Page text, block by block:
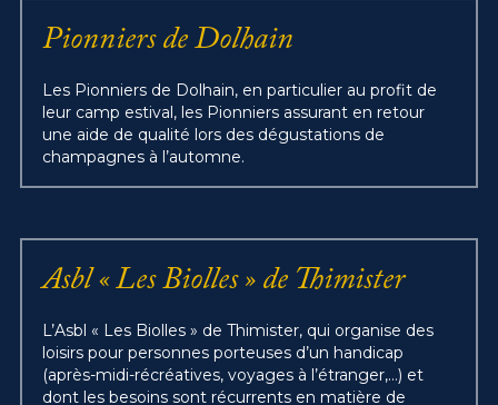
Pionniers de Dolhain
Les Pionniers de Dolhain, en particulier au profit de
leur camp estival, les Pionniers assurant en retour
une aide de qualité lors des dégustations de
champagnes à l’automne.
Asbl « Les Biolles » de Thimister
L’Asbl « Les Biolles » de Thimister, qui organise des
loisirs pour personnes porteuses d’un handicap
(après-midi-récréatives, voyages à l’étranger,…) et
dont les besoins sont récurrents en matière de